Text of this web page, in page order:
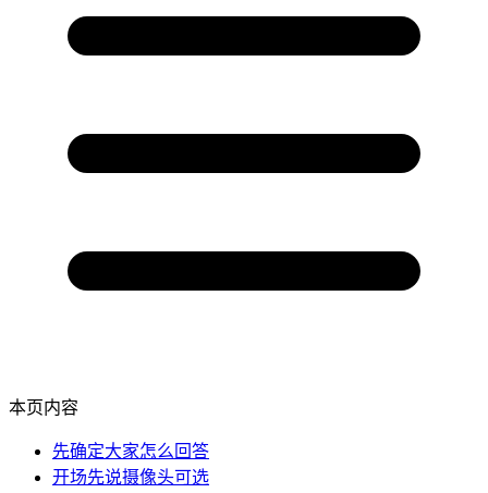
本页内容
先确定大家怎么回答
开场先说摄像头可选